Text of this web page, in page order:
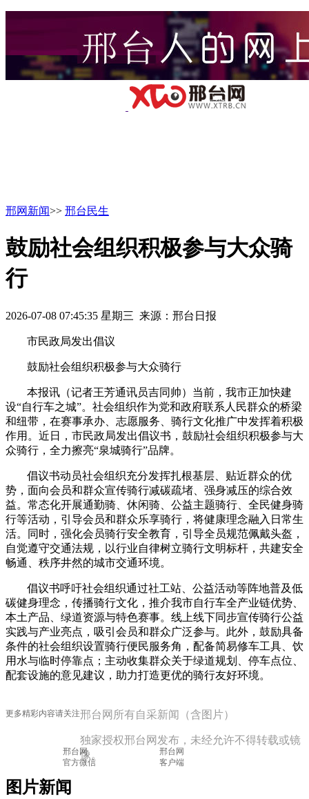
邢网新闻>> 邢台民生
鼓励社会组织积极参与大众骑
行
2026-07-08 07:45:35 星期三 来源：邢台日报
市民政局发出倡议
鼓励社会组织积极参与大众骑行
本报讯（记者王芳通讯员吉同帅）当前，我市正加快建
设“自行车之城”。社会组织作为党和政府联系人民群众的桥梁
和纽带，在赛事承办、志愿服务、骑行文化推广中发挥着积极
作用。近日，市民政局发出倡议书，鼓励社会组织积极参与大
众骑行，全力擦亮“泉城骑行”品牌。
倡议书动员社会组织充分发挥扎根基层、贴近群众的优
势，面向会员和群众宣传骑行减碳疏堵、强身减压的综合效
益。常态化开展通勤骑、休闲骑、公益主题骑行、全民健身骑
行等活动，引导会员和群众乐享骑行，将健康理念融入日常生
活。同时，强化会员骑行安全教育，引导全员规范佩戴头盔，
自觉遵守交通法规，以行业自律树立骑行文明标杆，共建安全
畅通、秩序井然的城市交通环境。
倡议书呼吁社会组织通过社工站、公益活动等阵地普及低
碳健身理念，传播骑行文化，推介我市自行车全产业链优势、
本土产品、绿道资源与特色赛事。线上线下同步宣传骑行公益
实践与产业亮点，吸引会员和群众广泛参与。此外，鼓励具备
条件的社会组织设置骑行便民服务角，配备简易修车工具、饮
用水与临时停靠点；主动收集群众关于绿道规划、停车点位、
配套设施的意见建议，助力打造更优的骑行友好环境。
更多精彩内容请关注
			邢台网
			客户端
邢台网所有自采新闻（含图片）
独家授权邢台网发布，未经允许不得转载或镜
像。
图片新闻